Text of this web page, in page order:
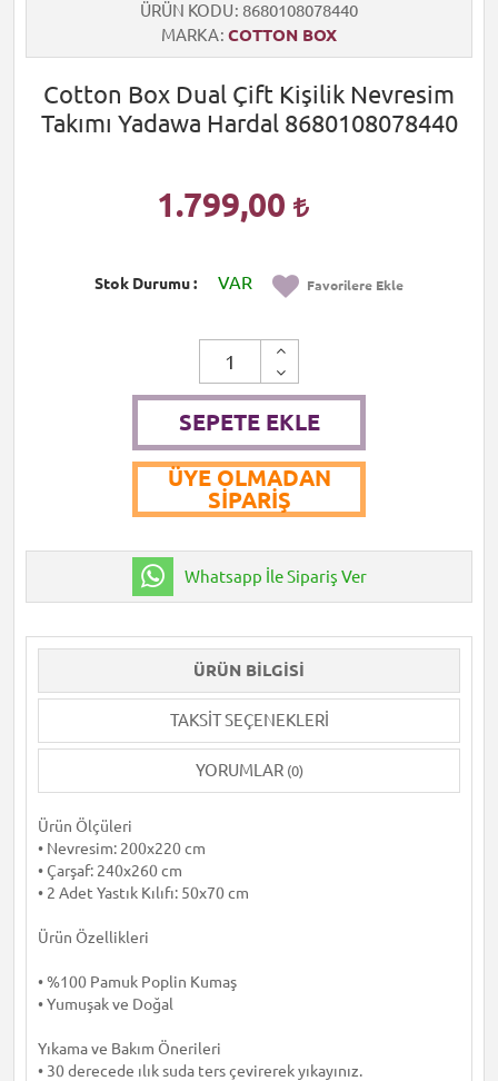
ÜRÜN KODU 8680108078440
MARKA COTTON BOX
Cotton Box Dual Çift Kişilik Nevresim
Takımı Yadawa Hardal 8680108078440
1.799,00
Stok Durumu VAR Favorilere Ekle
SEPETE EKLE
ÜYE OLMADAN
SIPARIŞ
Whatsapp İle Sipariş Ver
ÜRÜN BILGISI
TAKSIT SEÇENEKLERI
YORUMLAR (0)
Ürün Ölçüleri
• Nevresim: 200x220 cm
• Çarşaf: 240x260 cm
• 2 Adet Yastık Kılıfı: 50x70 cm
Ürün Özellikleri
• %100 Pamuk Poplin Kumaş
• Yumuşak ve Doğal
Yıkama ve Bakım Önerileri
• 30 derecede ılık suda ters çevirerek yıkayınız.